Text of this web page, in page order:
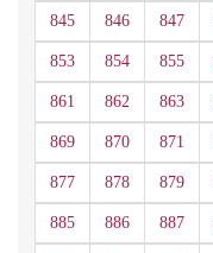
845 846 847
853 854 855
861 862 863
869 870 871
877 878 879
885 886 887